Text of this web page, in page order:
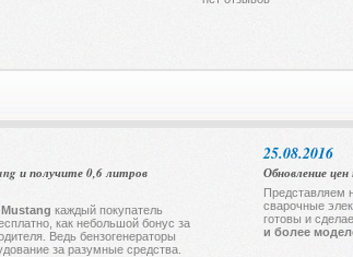
и получите 0,6 литров
Mustang каждый покупатель
как небольшой бонус за
Ведь бензогенераторы
за разумные средства.
25.08.2016
Обновление цен
Представляем
сварочные
готовы и
и более